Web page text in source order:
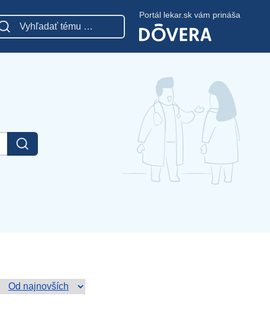
Portál lekar.sk vám prináša